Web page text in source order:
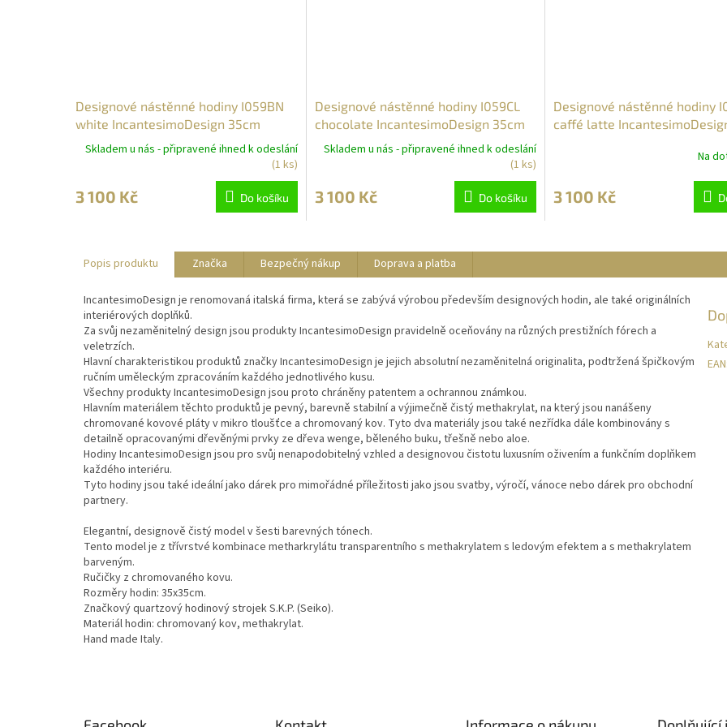
Designové nástěnné hodiny I059BN
white IncantesimoDesign 35cm
Skladem u nás - připravené ihned k odeslání
(1 ks)
3 100 Kč Do košíku
Designové nástěnné hodiny I059CL
chocolate IncantesimoDesign 35cm
Skladem u nás - připravené ihned k odeslání
(1 ks)
3 100 Kč Do košíku
Designové nástěnné hodiny
caffé latte
Na
3 100 Kč
Popis produktu Značka Bezpečný nákup Doprava a platba
IncantesimoDesign je renomovaná italská firma, která se zabývá výrobou především designových hodin, ale také originálních
interiérových doplňků.
Za svůj nezaměnitelný design jsou produkty IncantesimoDesign pravidelně oceňovány na různých prestižních fórech a
veletrzích.
Hlavní charakteristikou produktů značky IncantesimoDesign je jejich absolutní nezaměnitelná originalita, podtržená špičkovým
ručním uměleckým zpracováním každého jednotlivého kusu.
Všechny produkty IncantesimoDesign jsou proto chráněny patentem a ochrannou známkou.
Hlavním materiálem těchto produktů je pevný, barevně stabilní a výjimečně čistý methakrylat, na který jsou nanášeny
chromované kovové pláty v mikro tloušťce a chromovaný kov. Tyto dva materiály jsou také nezřídka dále kombinovány s
detailně opracovanými dřevěnými prvky ze dřeva wenge, běleného buku, třešně nebo aloe.
Hodiny IncantesimoDesign jsou pro svůj nenapodobitelný vzhled a designovou čistotu luxusním oživením a funkčním doplňkem
každého interiéru.
Tyto hodiny jsou také ideální jako dárek pro mimořádné příležitosti jako jsou svatby, výročí, vánoce nebo dárek pro obchodní
partnery.
Elegantní, designově čistý model v šesti barevných tónech.
Tento model je z třívrstvé kombinace metharkrylátu transparentního s methakrylatem s ledovým efektem a s methakrylatem
barveným.
Ručičky z chromovaného kovu.
Rozměry hodin: 35x35cm.
Značkový quartzový hodinový strojek S.K.P. (Seiko).
Materiál hodin: chromovaný kov, methakrylat.
Hand made Italy.
EAN